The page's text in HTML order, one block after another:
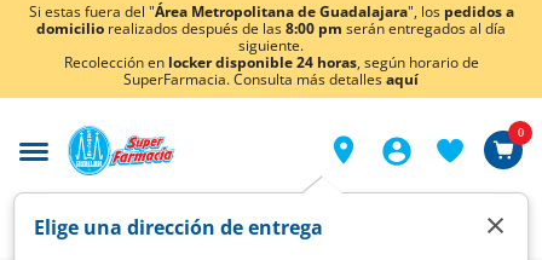
Si estas fuera del "Área Metropolitana de Guadalajara", los pedidos a
domicilio realizados después de las8:00 pm serán entregados al día
siguiente.
Recolección en locker disponible 24 horas, según horario de
SuperFarmacia. Consulta más detallesaquí
Elige una dirección de entrega ×
0